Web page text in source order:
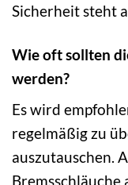
Sicherheit steht
Wie oft sollten
werden?
Es wird
regelmäßig zu
auszutauschen.
Bremsschläuche